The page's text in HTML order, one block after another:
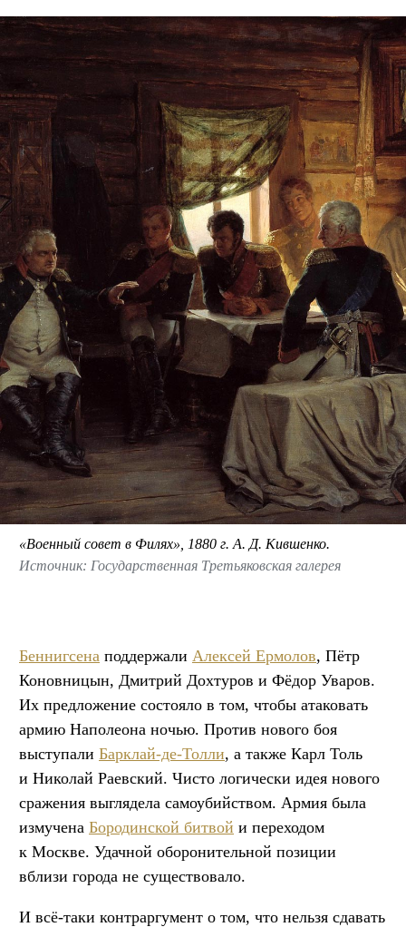
«Военный совет в Филях», 1880 г. А. Д. Кившенко.
Источник: Государственная Третьяковская галерея
Беннигсена поддержали Алексей Ермолов, Пётр
Коновницын, Дмитрий Дохтуров и Фёдор Уваров.
Их предложение состояло в том, чтобы атаковать
армию Наполеона ночью. Против нового боя
выступали Барклай-де-Толли, а также Карл Толь
и Николай Раевский. Чисто логически идея нового
сражения выглядела самоубийством. Армия была
измучена Бородинской битвой и переходом
к Москве. Удачной оборонительной позиции
вблизи города не существовало.
И всё-таки контраргумент о том, что нельзя сдавать